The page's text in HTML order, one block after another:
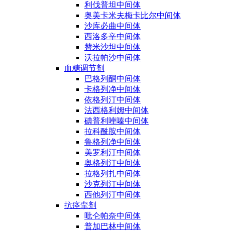
利伐普坦中间体
奥美卡米夫梅卡比尔中间体
沙库必曲中间体
西洛多辛中间体
替米沙坦中间体
沃拉帕沙中间体
血糖调节剂
巴格列酮中间体
卡格列净中间体
依格列汀中间体
法西格利姆中间体
碘普利唑嗪中间体
拉科酰胺中间体
鲁格列净中间体
美罗利汀中间体
奥格列汀中间体
拉格列扎中间体
沙克列汀中间体
西他列汀中间体
抗痉挛剂
吡仑帕奈中间体
普加巴林中间体